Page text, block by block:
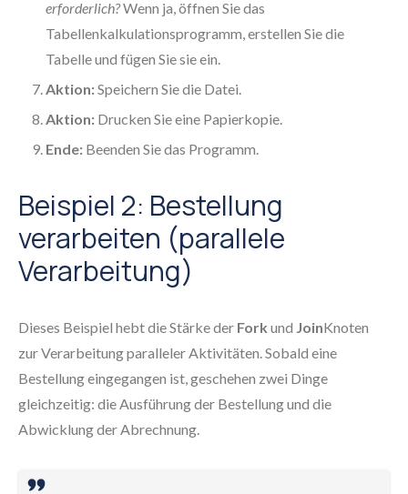
erforderlich?Wenn ja, öffnen Sie das
Tabellenkalkulationsprogramm, erstellen Sie die
Tabelle und fügen Sie sie ein.
Aktion:Speichern Sie die Datei.
Aktion: Drucken Sie eine Papierkopie.
Ende: Beenden Sie das Programm.
Beispiel 2: Bestellung
verarbeiten (parallele
Verarbeitung)
Dieses Beispiel hebt die Stärke der Fork und JoinKnoten
zur Verarbeitung paralleler Aktivitäten. Sobald eine
Bestellung eingegangen ist, geschehen zwei Dinge
gleichzeitig: die Ausführung der Bestellung und die
Abwicklung der Abrechnung.